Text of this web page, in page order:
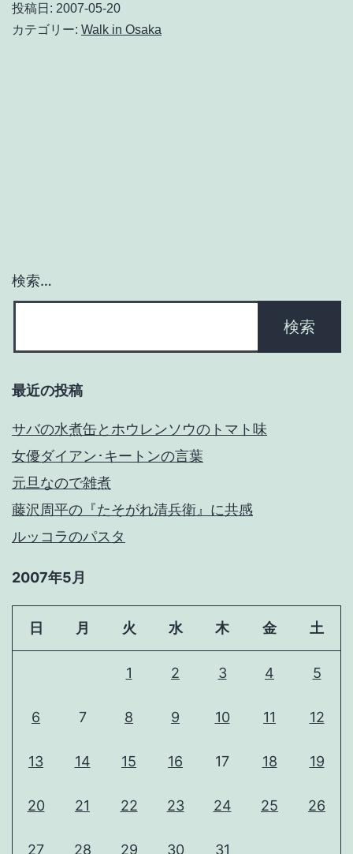
投稿日: 2007-05-20
カテゴリー: Walk in Osaka
検索…
最近の投稿
サバの水煮缶とホウレンソウのトマト味
女優ダイアン･キートンの言葉
元旦なので雑煮
藤沢周平の『たそがれ清兵衛』に共感
ルッコラのパスタ
2007年5月
日 月 火 水 木 金 土
1 2 3 4 5
6 7 8 9 10 11 12
13 14 15 16 17 18 19
20 21 22 23 24 25 26
27 28 29 30 31